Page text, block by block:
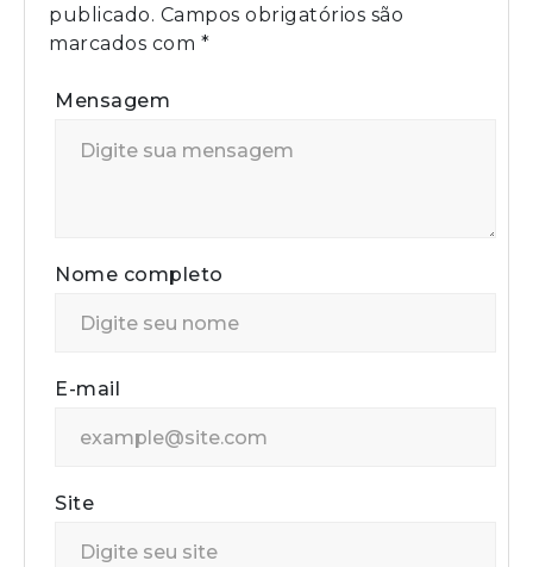
publicado. Campos obrigatórios são
marcados com *
Mensagem
Nome completo
E-mail
Site